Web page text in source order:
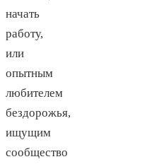
начать
работу,
или
опытным
любителем
бездорожья,
ищущим
сообщество